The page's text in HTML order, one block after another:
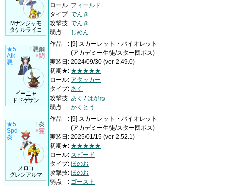
Mナンジャモ
タケルライコ
ロール: フィールド
タイプ: でんき
攻撃技: でんき
弱点
: じめん
★5
Atk
悪
ピーニャ
ドドゲザン
†悪鋼
×闘
作品 : [9] スカーレット・バイオレット
(アカデミー生徒/スター団ボス)
実装日 : 2024/09/30 (ver 2.49.0)
初期★: ★★★★★
ロール: アタッカー
タイプ: あく
攻撃技: あく /はがね
弱点
: かくとう
★5
Spd
炎
メロコ
グレンアルマ
†炎
×霊
作品 : [9] スカーレット・バイオレット
(アカデミー生徒/スター団ボス)
実装日 : 2025/01/15 (ver 2.52.1)
初期★: ★★★★★
ロール: スピード
タイプ: ほのお
攻撃技: ほのお
弱点
: ゴースト